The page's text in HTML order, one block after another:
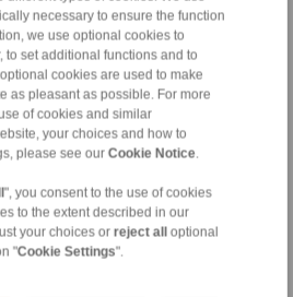
necessary to ensure the function
we use optional cookies to
to set additional functions and to
cookies are used to make
as pleasant as possible. For more
of cookies and similar
your choices and how to
please see our Cookie Notice
", you consent to the use of cookies
to the extent described in our
your choices or reject alloptional
"Cookie Settings".